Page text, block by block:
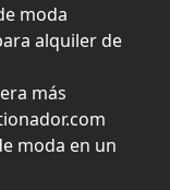
moda
alquiler de
más
moda en un